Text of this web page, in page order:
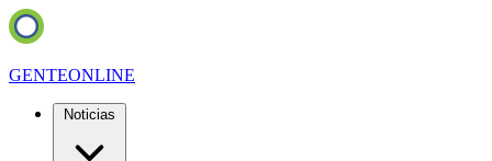
GENTEONLINE
Noticias